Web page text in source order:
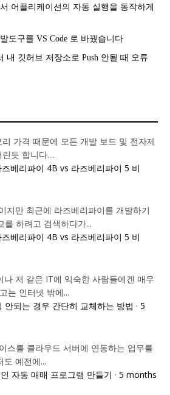
어플리케이션의 자동 실행을 동작하게
도구를 VS Code 로 바꿨습니다
내 깃허브 저장소로 Push 안될 때 오류
리 가격 때문에 모든 개발 보드 및 전자제
듯 합니다....
베리파이 4B vs 라즈베리파이 5 비
지만 최근에 라즈베리파이를 개발하기
를 하려고 검색하다가...
베리파이 4B vs 라즈베리파이 5 비
나 저 같은 IT에 익숙한 사람들에겐 매우
는 인터넷 밖에...
안되는 경우 간단히 교체하는 방법 · 5
스를 클라우드 서버에 연동하는 업무를
도 예전에...
자동 매매 프로그램 만들기 · 5 months